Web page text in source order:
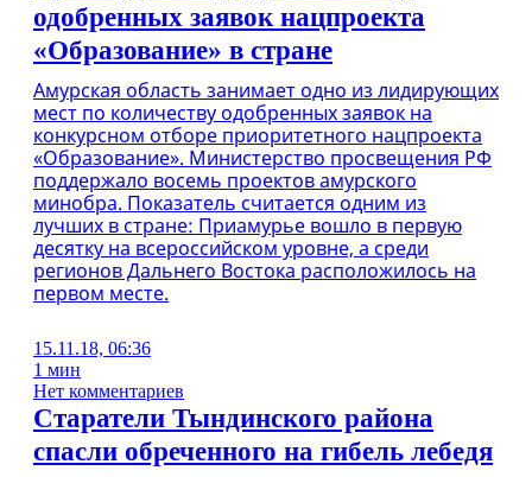
одобренных заявок нацпроекта
«Образование» в стране
Амурская область занимает одно из лидирующих
мест по количеству одобренных заявок на
конкурсном отборе приоритетного нацпроекта
«Образование». Министерство просвещения РФ
поддержало восемь проектов амурского
минобра. Показатель считается одним из
лучших в стране: Приамурье вошло в первую
десятку на всероссийском уровне, а среди
регионов Дальнего Востока расположилось на
первом месте.
15.11.18, 06:36
1 мин
Нет комментариев
Старатели Тындинского района
спасли обреченного на гибель лебедя